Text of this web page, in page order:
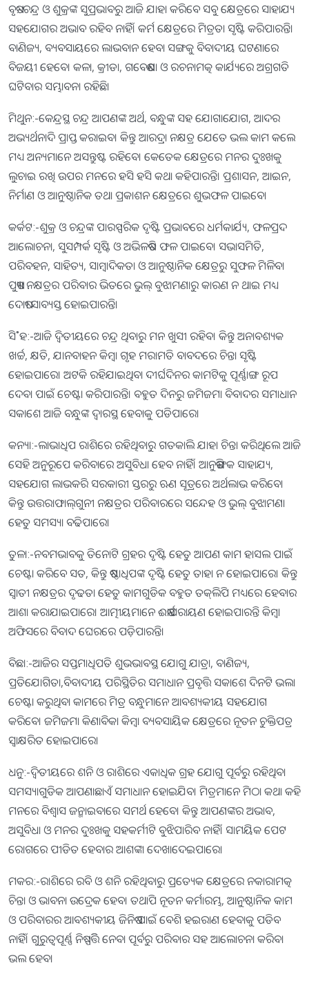
ବୃଷ:-ଚନ୍ଦ୍ର ଓ ଶୁକ୍ରଙ୍କ ସୁପ୍ରଭାବରୁ ଆଜି ଯାହା କରିବେ ସବୁ କ୍ଷେତ୍ରରେ ସାହାଯ୍ୟ
ସହଯୋଗର ଅଭାବ ରହିବ ନାହିଁ। କର୍ମ କ୍ଷେତ୍ରରେ ମିତ୍ରତା ସୃଷ୍ଟି କରିପାରନ୍ତି।
ବାଣିଜ୍ୟ, ବ୍ୟବସାୟରେ ଲାଭବାନ ହେବା ସଙ୍ଗକୁ ବିବାଦୀୟ ଘଟଣାରେ
ବିଜୟୀ ହେବେ। କଳା, କ୍ରୀଡା, ଗବେଷଣା ଓ ରଚନାମତ୍କ କାର୍ଯ୍ୟରେ ଅଗ୍ରଗତି
ଘଟିବାର ସମ୍ଭାବନା ରହିଛି।
ମିଥୁନ:-କେନ୍ଦ୍ରସ୍ଥ ଚନ୍ଦ୍ର ଆପଣଙ୍କ ଅର୍ଥ, ବନ୍ଧୁଙ୍କ ସହ ଯୋଗାଯୋଗ, ଆଦର
ଅଭ୍ୟର୍ଥନାଦି ପ୍ରାପ୍ତ କରାଇବ। କିନ୍ତୁ ଆରଦ୍ରା ନକ୍ଷତ୍ର ଯେତେ ଭଲ କାମ କଲେ
ମଧ୍ୟ ଅନ୍ୟମାନେ ଅସନ୍ତୁଷ୍ଟ ରହିବେ। କେତେକ କ୍ଷେତ୍ରରେ ମନର ଦୁଃଖକୁ
ଲୁଚାଇ ରଖି ଉପର ମନରେ ହସି ହସି କଥା କହିପାରନ୍ତି। ପ୍ରଶାସନ, ଆଇନ,
ନିର୍ମାଣ ଓ ଆନୁଷ୍ଠାନିକ ତଥା ପ୍ରକାଶନ କ୍ଷେତ୍ରରେ ଶୁଭଫଳ ପାଇବେ।
କର୍କଟ:-ଶୁକ୍ର ଓ ଚନ୍ଦ୍ରଙ୍କ ପାରସ୍ପରିକ ଦୃଷ୍ଟି ପ୍ରଭାବରେ ଧର୍ମକାର୍ଯ୍ୟ, ଫଳପ୍ରଦ
ଆଲୋଚନା, ସୁସମ୍ପର୍କ ସୃଷ୍ଟି ଓ ଅଭିଳଷିତ ଫଳ ପାଇବେ। ସଭାସମିତି,
ପରିବହନ, ସାହିତ୍ୟ, ସାମ୍ବାଦିକତା ଓ ଆନୁଷ୍ଠାନିକ କ୍ଷେତ୍ରରୁ ସୁଫଳ ମିଳିବ।
ପୁଷ୍ୟା ନକ୍ଷତ୍ରର ପରିବାର ଭିତରେ ଭୁଲ୍‌ ବୁଝାମଣାରୁ କାରଣ ନ ଥାଇ ମଧ୍ୟ
ଦୋଷୀ ସାବ୍ୟସ୍ତ ହୋଇପାରନ୍ତି।
ସି˚ହ:-ଆଜି ଦ୍ୱିତୀୟରେ ଚନ୍ଦ୍ର ଥିବାରୁ ମନ ଖୁସୀ ରହିବ। କିନ୍ତୁ ଅନାବଶ୍ୟକ
ଖର୍ଚ୍ଚ, କ୍ଷତି, ଯାନବାହନ କିମ୍ବା ଗୃହ ମରାମତି ବାବଦରେ ଚିନ୍ତା ସୃଷ୍ଟି
ହୋଇପାରେ। ଅଟକି ରହିଯାଇଥିବା ଦୀର୍ଘଦିନର କାମଟିକୁ ପୂର୍ଣ୍ଣାଙ୍ଗ ରୂପ
ଦେବା ପାଇଁ ଚେଷ୍ଟା କରିପାରନ୍ତି। ବହୁତ ଦିନରୁ ଜମିଜମା ବିବାଦର ସମାଧାନ
ସକାଶେ ଆଜି ବନ୍ଧୁଙ୍କ ଦ୍ୱାରସ୍ଥ ହେବାକୁ ପଡିପାରେ।
କନ୍ୟା:-ଲାଭାଧିପ ରାଶିରେ ରହିଥିବାରୁ ଗତକାଲି ଯାହା ଚିନ୍ତା କରିଥିଲେ ଆଜି
ସେହି ଅନୁରୂପେ କରିବାରେ ଅସୁବିଧା ହେବ ନାହିଁ। ଆନୁଷଙ୍ଗିକ ସାହାଯ୍ୟ,
ସହଯୋଗ ଲାଭକରି ସରକାରୀ ସ୍ତରରୁ ଋଣ ସୂତ୍ରରେ ଅର୍ଥଲାଭ କରିବେ।
କିନ୍ତୁ ଉତ୍ତରାଫାଲ୍‌ଗୁନୀ ନକ୍ଷତ୍ରର ପରିବାରରେ ସନ୍ଦେହ ଓ ଭୁଲ୍‌ ବୁଝାମଣା
ହେତୁ ସମସ୍ୟା ବଢିପାରେ।
ତୁଳା:-ନବମଭାବକୁ ତିନୋଟି ଗ୍ରହର ଦୃଷ୍ଟି ହେତୁ ଆପଣ କାମ ହାସଲ ପାଇଁ
ଚେଷ୍ଟା କରିବେ ସତ, କିନ୍ତୁ ଷଷ୍ଠାଧିପଙ୍କ ଦୃଷ୍ଟି ହେତୁ ତାହା ନ ହୋଇପାରେ। କିନ୍ତୁ
ସ୍ବାତୀ ନକ୍ଷତ୍ରର ଦୃଢତା ହେତୁ କାମଗୁଡିକ ବହୁତ ତକ୍‌ଲିପି ମଧ୍ୟରେ ହେବାର
ଆଶା କରାଯାଇପାରେ। ଆତ୍ମୀୟମାନେ ଈର୍ଷାପରାୟଣ ହୋଇପାରନ୍ତି କିମ୍ବା
ଅଫିସରେ ବିବାଦ ଘେରରେ ପଡ଼ିପାରନ୍ତି।
ବିଛା:-ଆଜିର ସପ୍ତମାଧିପତି ଶୁଭଭାବସ୍ଥ ଯୋଗୁ ଯାତ୍ରା, ବାଣିଜ୍ୟ,
ପ୍ରତିଯୋଗିତା,ବିବାଦୀୟ ପରିସ୍ଥିତିର ସମାଧାନ ପ୍ରବୃତ୍ତି ସକାଶେ ଦିନଟି ଭଲ।
ଚେଷ୍ଟା କରୁଥିବା କାମରେ ମିତ୍ର ବନ୍ଧୁମାନେ ଆବଶ୍ୟକୀୟ ସହଯୋଗ
କରିବେ। ଜମିଜମା କିଣାବିକା କିମ୍ବା ବ୍ୟବସାୟିକ କ୍ଷେତ୍ରରେ ନୂତନ ଚୁକ୍ତିପତ୍ର
ସ୍ବାକ୍ଷରିତ ହୋଇପାରେ।
ଧନୁ:-ଦ୍ୱିତୀୟରେ ଶନି ଓ ରାଶିରେ ଏକାଧିକ ଗ୍ରହ ଯୋଗୁ ପୂର୍ବରୁ ରହିଥିବା
ସମସ୍ୟାଗୁଡିକ ଆପଣାଛାଏଁ ସମାଧାନ ହୋଇଯିବ। ମିତ୍ରମାନେ ମିଠା କଥା କହି
ମନରେ ବିଶ୍ୱାସ ଜନ୍ମାଇବାରେ ସମର୍ଥ ହେବେ। କିନ୍ତୁ ଆପଣଙ୍କର ଅଭାବ,
ଅସୁବିଧା ଓ ମନର ଦୁଃଖକୁ ସହକର୍ମୀଟି ବୁଝିପାରିବ ନାହିଁ। ସାମୟିକ ପେଟ
ରୋଗରେ ପୀଡିତ ହେବାର ଆଶଙ୍କା ଦେଖାଦେଇପାରେ।
ମକର:-ରାଶିରେ ରବି ଓ ଶନି ରହିଥିବାରୁ ପ୍ରତ୍ୟେକ କ୍ଷେତ୍ରରେ ନକାରାମତ୍କ
ଚିନ୍ତା ଓ ଭାବନା ଉଦ୍ରେକ ହେବ। ତଥାପି ନୂତନ କର୍ମାରମ୍ଭ, ଆନୁଷ୍ଠାନିକ କାମ
ଓ ପରିବାରର ଆବଶ୍ୟକୀୟ ଜିନିଷ ପାଇଁ ବେଶି ହଇରାଣ ହେବାକୁ ପଡିବ
ନାହିଁ। ଗୁରୁତ୍ୱପୂର୍ଣ୍ଣ ନିଷ୍ପତ୍ତିି ନେବା ପୂର୍ବରୁ ପରିବାର ସହ ଆଲୋଚନା କରିବା
ଭଲ ହେବ।